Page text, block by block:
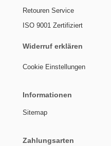
Retouren Service
ISO 9001 Zertifiziert
Widerruf erklären
Cookie Einstellungen
Informationen
Sitemap
Zahlungsarten